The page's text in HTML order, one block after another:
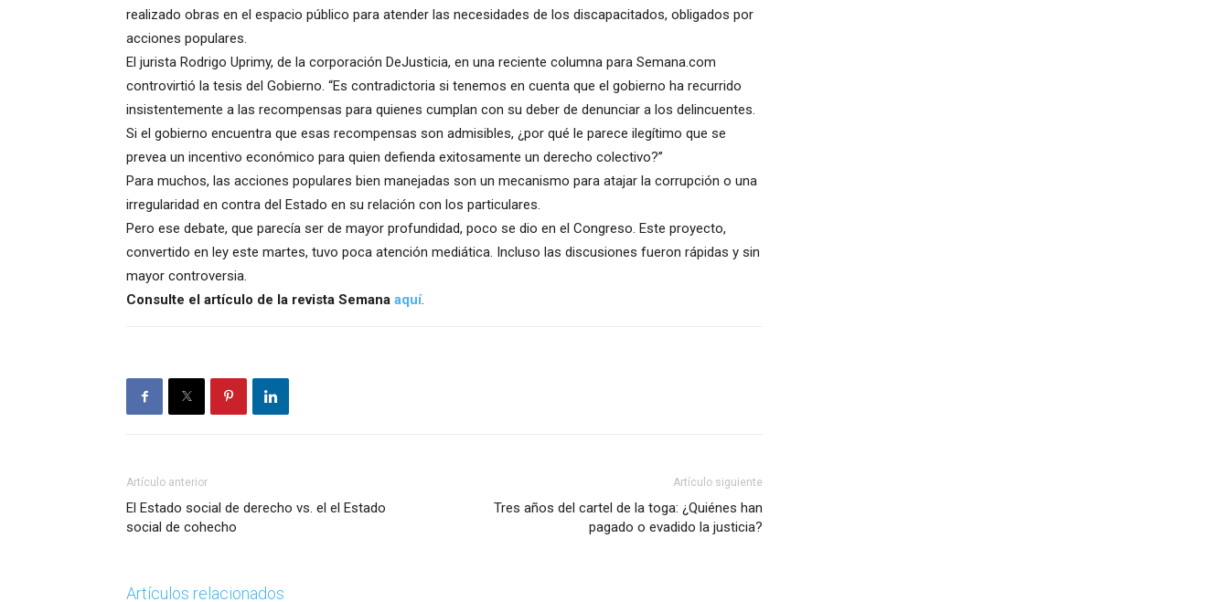
realizado obras en el espacio público para atender las necesidades de los discapacitados, obligados por
acciones populares.
El jurista Rodrigo Uprimy, de la corporación DeJusticia, en una reciente columna para Semana.com
controvirtió la tesis del Gobierno. “Es contradictoria si tenemos en cuenta que el gobierno ha recurrido
insistentemente a las recompensas para quienes cumplan con su deber de denunciar a los delincuentes.
Si el gobierno encuentra que esas recompensas son admisibles, ¿por qué le parece ilegítimo que se
prevea un incentivo económico para quien defienda exitosamente un derecho colectivo?”
Para muchos, las acciones populares bien manejadas son un mecanismo para atajar la corrupción o una
irregularidad en contra del Estado en su relación con los particulares.
Pero ese debate, que parecía ser de mayor profundidad, poco se dio en el Congreso. Este proyecto,
convertido en ley este martes, tuvo poca atención mediática. Incluso las discusiones fueron rápidas y sin
mayor controversia.
Consulte el artículo de la revista Semana aquí.
Artículo anterior
El Estado social de derecho vs. el el Estado
social de cohecho
Artículo siguiente
Tres años del cartel de la toga: ¿Quiénes han
pagado o evadido la justicia?
Artículos relacionados